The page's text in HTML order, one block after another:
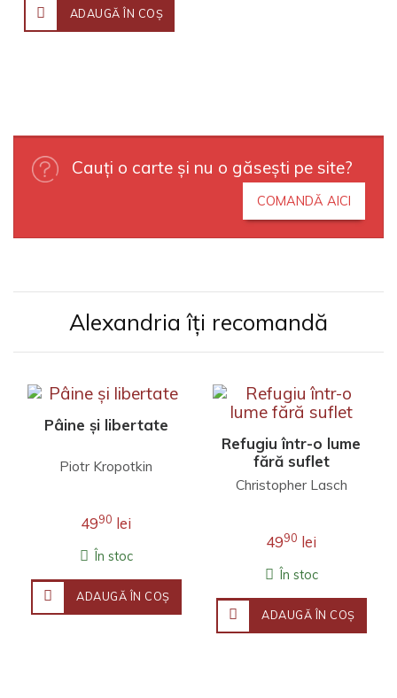
ADAUGĂ ÎN COŞ
Cauți o carte și nu o găsești pe site?
COMANDĂ AICI
Alexandria îți recomandă
Pâine și libertate
Piotr Kropotkin
4990 lei
În stoc
ADAUGĂ ÎN COŞ
Refugiu într-o lume
fără suflet
Christopher Lasch
4990 lei
În stoc
ADAUGĂ ÎN COŞ